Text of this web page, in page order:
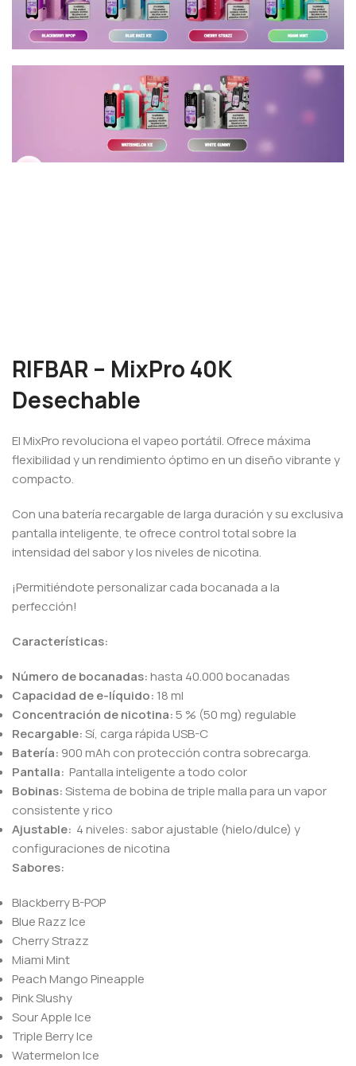
RIFBAR – MixPro 40K
Desechable
El MixPro revoluciona el vapeo portátil. Ofrece máxima
flexibilidad y un rendimiento óptimo en un diseño vibrante y
compacto.
Con una batería recargable de larga duración y su exclusiva
pantalla inteligente, te ofrece control total sobre la
intensidad del sabor y los niveles de nicotina.
¡Permitiéndote personalizar cada bocanada a la
perfección!
Características:
Número de bocanadas:hasta 40.000 bocanadas
Capacidad de e-líquido: 18 ml
Concentración de nicotina:5 % (50 mg) regulable
Recargable:Sí, carga rápida USB-C
Batería: 900 mAh con protección contra sobrecarga.
Pantalla: Pantalla inteligente a todo color
Bobinas:Sistema de bobina de triple malla para un vapor
consistente y rico
Ajustable: 4 niveles: sabor ajustable (hielo/dulce) y
configuraciones de nicotina
Sabores:
Blackberry B-POP
Blue Razz Ice
Cherry Strazz
Miami Mint
Peach Mango Pineapple
Pink Slushy
Sour Apple Ice
Triple Berry Ice
Watermelon Ice